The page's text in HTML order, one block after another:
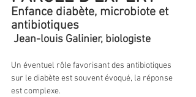
Enfance diabète, microbiote et
antibiotiques
Jean-louis Galinier, biologiste
Un éventuel rôle favorisant des antibiotiques
sur le diabète est souvent évoqué, la réponse
est complexe.